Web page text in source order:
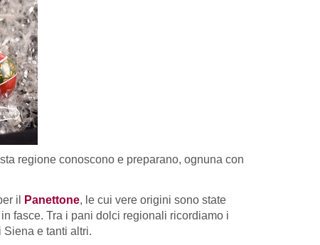
regione conoscono e preparano, ognuna con
il Panettone, le cui vere origini sono state
fasce. Tra i pani dolci regionali ricordiamo i
Siena e tanti altri.